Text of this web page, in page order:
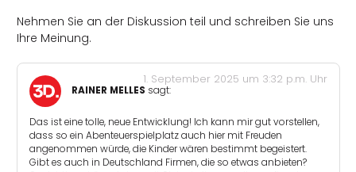
Nehmen Sie an der Diskussion teil und schreiben Sie uns
Ihre Meinung.
RAINER MELLES sagt:
1. September 2025 um 3:32 p.m. Uhr
Das ist eine tolle, neue Entwicklung! Ich kann mir gut vorstellen,
dass so ein Abenteuerspielplatz auch hier mit Freuden
angenommen würde, die Kinder wären bestimmt begeistert.
Gibt es auch in Deutschland Firmen, die so etwas anbieten?